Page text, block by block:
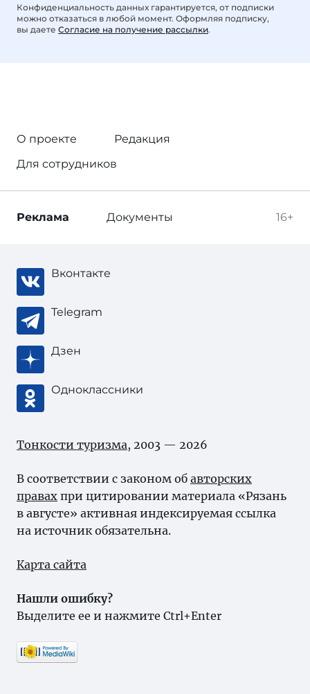
Конфиденциальность данных гарантируется, от подписки
можно отказаться в любой момент. Оформляя подписку,
вы даете Согласие на получение рассылки.
О проекте
Редакция
Для сотрудников
16+
Реклама Документы
Вконтакте
Telegram
Дзен
Одноклассники
Тонкости туризма, 2003 — 2026
В соответствии с законом об авторских
правах при цитировании материала «Рязань
в августе» активная индексируемая ссылка
на источник обязательна.
Карта сайта
Нашли ошибку?
Выделите ее и нажмите Ctrl+Enter